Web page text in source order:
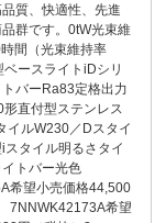
質、快適性、先進
群です。0tW光束維
間（光束維持率
ースライトiDシリ
バーRa83定格出力
直付型ステンレス
イルW230／Dスタイ
スタイル明るさタイ
トバー光色
希望小売価格44,500
7NNWK42173A希望